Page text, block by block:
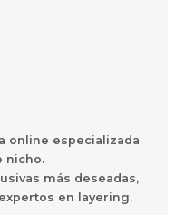
online especializada
nicho.
más deseadas,
en layering.